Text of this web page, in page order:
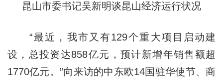
昆山市委书记吴新明谈昆山经济运行状况
“最近，我市又有129个重大项目启动建
设，总投资达858亿元，预计新增年销售额超
1770亿元。”向来访的中东欧14国驻华使节、商